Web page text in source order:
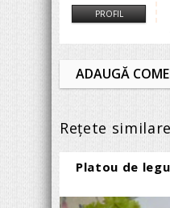
PROFIL
ADAUGĂ
Reţete similare
Platou de